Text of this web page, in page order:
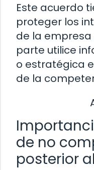
Este acuerdo
proteger los
de la
parte utilice
o estratégica
de la
de no
posterior